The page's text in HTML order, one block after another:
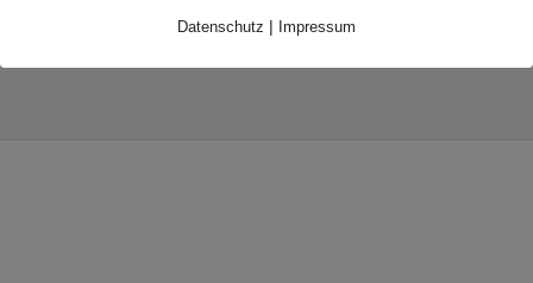
Service-CenterDatenschutz | Impressum